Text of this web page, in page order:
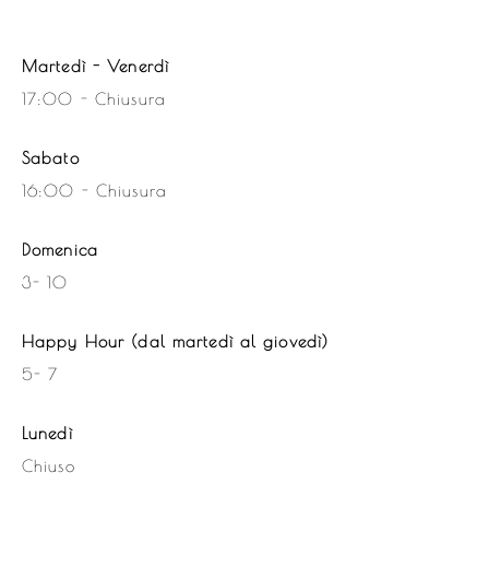
Martedì - Venerdì
17:00 - Chiusura
Sabato
16:00 - Chiusura
Domenica
3- 10
Happy Hour (dal martedì al giovedì)
5- 7
Lunedì
Chiuso